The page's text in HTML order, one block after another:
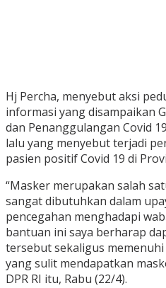
Hj Percha, menyebut aksi
informasi yang disampaikan
dan Penanggulangan Covid
lalu yang menyebut terjadi
pasien positif Covid 19 di
“Masker merupakan salah
sangat dibutuhkan dalam
pencegahan menghadapi
bantuan ini saya berharap
tersebut sekaligus
yang sulit mendapatkan
DPR RI itu, Rabu (22/4).